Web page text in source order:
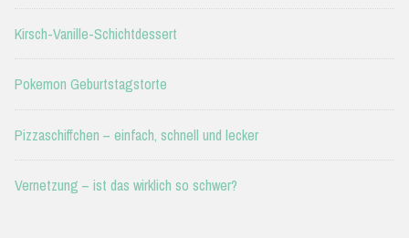
Kirsch-Vanille-Schichtdessert
Pokemon Geburtstagstorte
Pizzaschiffchen – einfach, schnell und lecker
Vernetzung – ist das wirklich so schwer?